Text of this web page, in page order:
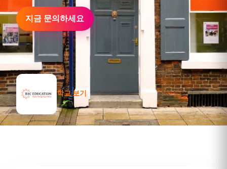
지금 문의하세요
학교 보기